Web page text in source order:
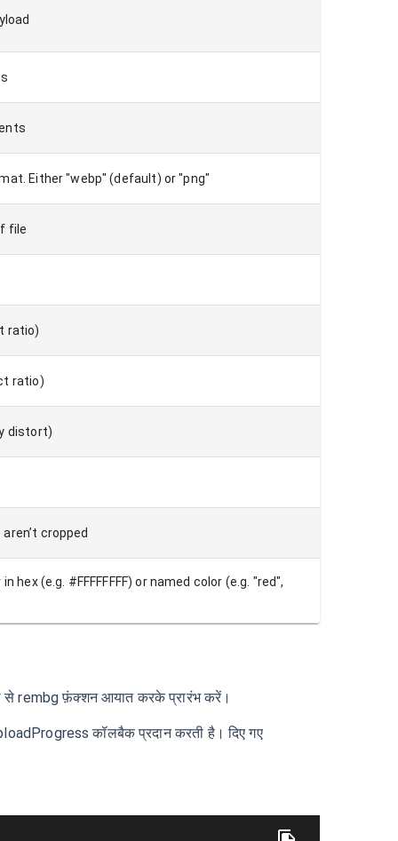
Either "webp" (default) or "png"
file
ratio)
ratio)
distort)
cropped
hex (e.g. #FFFFFFFF) or named color (e.g. "red",
से rembg फ़ंक्शन आयात करके प्रारंभ करें।
कॉलबैक प्रदान करती है। दिए गए